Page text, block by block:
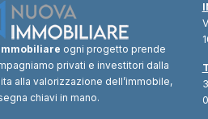
ogni progetto prende
privati e investitori dalla
alla valorizzazione dell’immobile,
chiavi in mano.